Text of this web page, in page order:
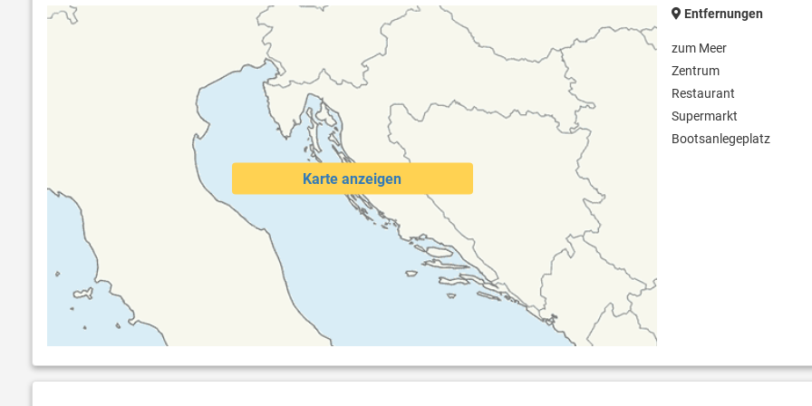
10000 Liter Wassertank 12-Volt Strom solarbetrieben Unterkunft ist mit dem Auto
Karte anzeigen
Entfernungen
zum Meer
Zentrum
Restaurant
Supermarkt
Bootsanlegeplatz